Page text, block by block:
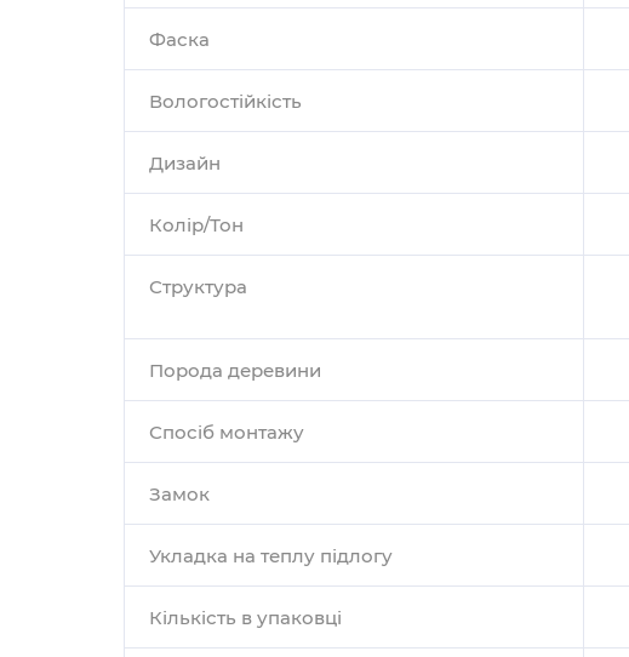
Фаска
Вологостійкість
Дизайн
Колір/Тон
Структура
Порода деревини
Спосіб монтажу
Замок
Укладка на теплу підлогу
Кількість в упаковці